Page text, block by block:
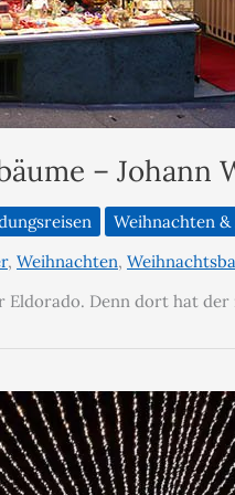
– Johann
Weihnachten
, Weihnachten,
Eldorado. Denn dort hat